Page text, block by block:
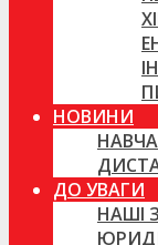
НОВИНИ
ДО УВАГИ
НАШІ